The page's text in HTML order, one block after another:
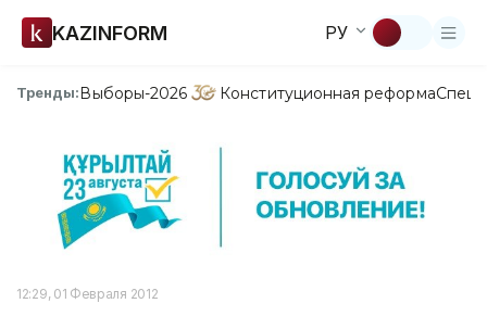
KAZINFORM РУ
Тренды:Выборы-2026 Конституционная реформа
12:29, 01 Февраля 2012